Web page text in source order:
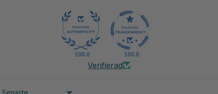
100.0 100.0
Verifierad